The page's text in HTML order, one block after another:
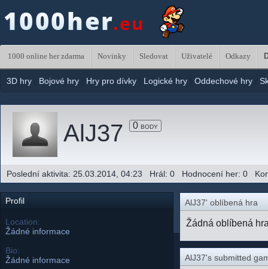
1000 online her zdarma Novinky Sledovat Uživatelé Odkazy
3D hry Bojové hry Hry pro dívky Logické hry Oddechové hry
AlJ37 0 BODY
Poslední aktivita: 25.03.2014, 04:23 Hrál: 0 Hodnocení her: 0
AlJ37' oblíbená hra
Žádná oblíbená
AlJ37's submitted
Profil
Location:
Žádné informace
Bio:
Žádné informace